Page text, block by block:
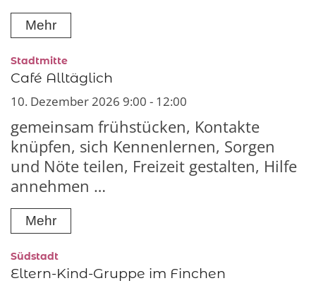
Mehr
Stadtmitte:
Café Alltäglich
10. Dezember 2026 9:00 - 12:00
gemeinsam frühstücken, Kontakte
knüpfen, sich Kennenlernen, Sorgen
und Nöte teilen, Freizeit gestalten, Hilfe
annehmen …
Mehr
Südstadt:
Eltern-Kind-Gruppe im Finchen